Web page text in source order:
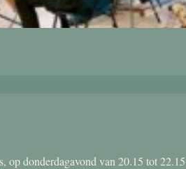
op donderdagavond van 20.15 tot